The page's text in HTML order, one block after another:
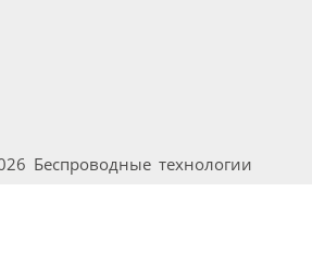
Беспроводные технологии